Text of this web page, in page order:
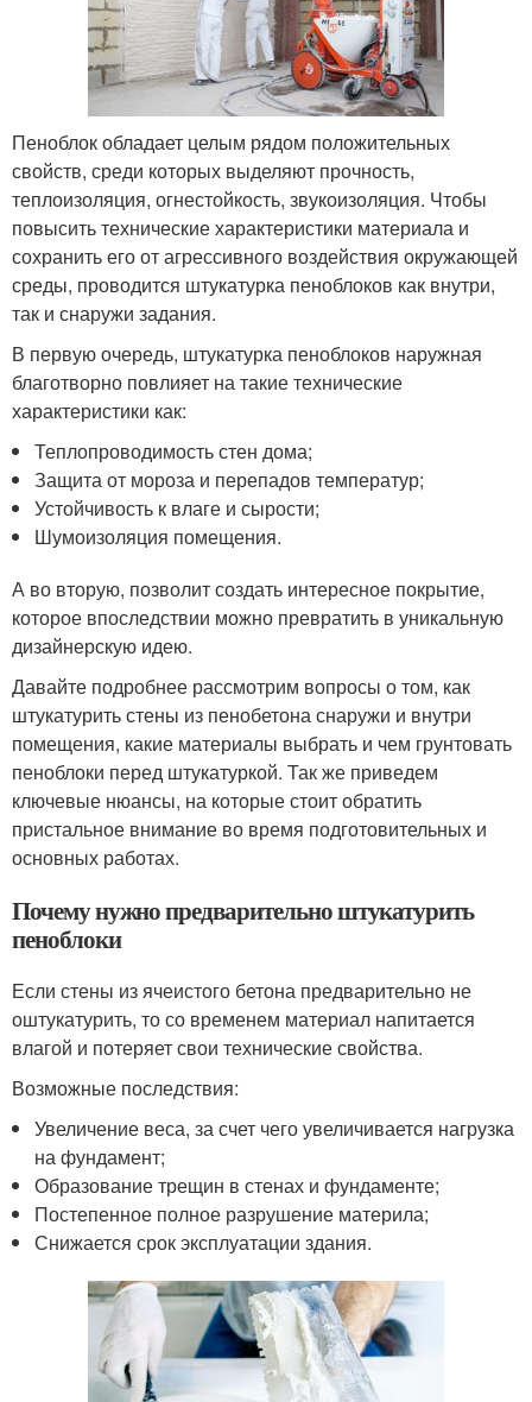
Пеноблок обладает целым рядом положительных
свойств, среди которых выделяют прочность,
теплоизоляция, огнестойкость, звукоизоляция. Чтобы
повысить технические характеристики материала и
сохранить его от агрессивного воздействия окружающей
среды, проводится штукатурка пеноблоков как внутри,
так и снаружи задания.
В первую очередь, штукатурка пеноблоков наружная
благотворно повлияет на такие технические
характеристики как:
Теплопроводимость стен дома;
Защита от мороза и перепадов температур;
Устойчивость к влаге и сырости;
Шумоизоляция помещения.
А во вторую, позволит создать интересное покрытие,
которое впоследствии можно превратить в уникальную
дизайнерскую идею.
Давайте подробнее рассмотрим вопросы о том, как
штукатурить стены из пенобетона снаружи и внутри
помещения, какие материалы выбрать и чем грунтовать
пеноблоки перед штукатуркой. Так же приведем
ключевые нюансы, на которые стоит обратить
пристальное внимание во время подготовительных и
основных работах.
Почему нужно предварительно штукатурить
пеноблоки
Если стены из ячеистого бетона предварительно не
оштукатурить, то со временем материал напитается
влагой и потеряет свои технические свойства.
Возможные последствия:
Увеличение веса, за счет чего увеличивается нагрузка
на фундамент;
Образование трещин в стенах и фундаменте;
Постепенное полное разрушение материла;
Снижается срок эксплуатации здания.